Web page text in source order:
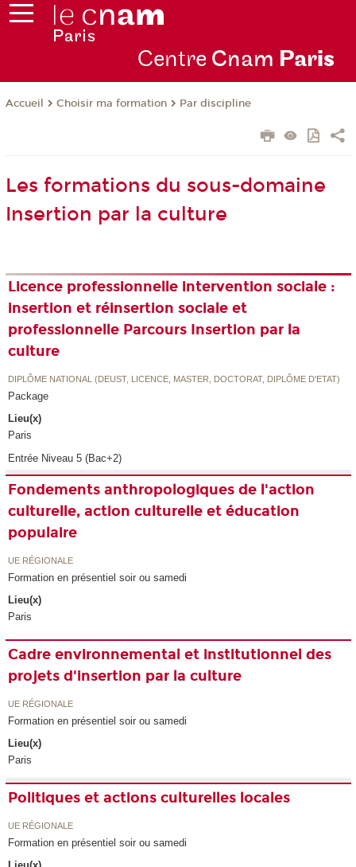
Centre Cnam Paris
Accueil Choisir ma formation Par discipline
Les formations du sous-domaine
Insertion par la culture
Licence professionnelle intervention sociale :
insertion et réinsertion sociale et
professionnelle Parcours Insertion par la
culture
DIPLÔME NATIONAL (DEUST, LICENCE, MASTER, DOCTORAT, DIPLÔME D'ETAT)
Package
Lieu(x)
Paris
Entrée Niveau 5 (Bac+2)
Fondements anthropologiques de l'action
culturelle, action culturelle et éducation
populaire
UE RÉGIONALE
Formation en présentiel soir ou samedi
Lieu(x)
Paris
Cadre environnemental et institutionnel des
projets d'insertion par la culture
UE RÉGIONALE
Formation en présentiel soir ou samedi
Lieu(x)
Paris
Politiques et actions culturelles locales
UE RÉGIONALE
Formation en présentiel soir ou samedi